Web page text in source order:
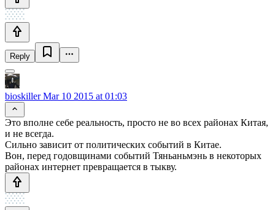
Reply
bioskillerMar 10 2015 at 01:03
Это вполне себе реальность, просто не во всех районах Китая,
и не всегда.
Сильно зависит от политических событий в Китае.
Вон, перед годовщинами событий Тяньаньмэнь в некоторых
районах интернет превращается в тыкву.